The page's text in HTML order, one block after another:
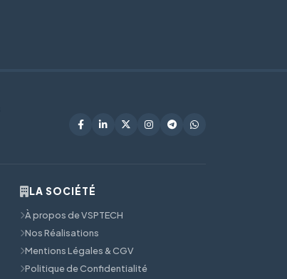
LA SOCIÉTÉ
À propos de VSPTECH
Nos Réalisations
Mentions Légales & CGV
Politique de Confidentialité